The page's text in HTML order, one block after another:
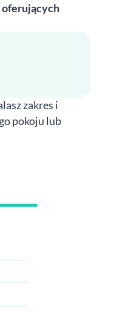
oferujących
zakres i
pokoju lub